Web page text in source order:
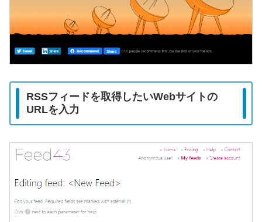
RSSフィードを取得したいWebサイトの
URLを入力